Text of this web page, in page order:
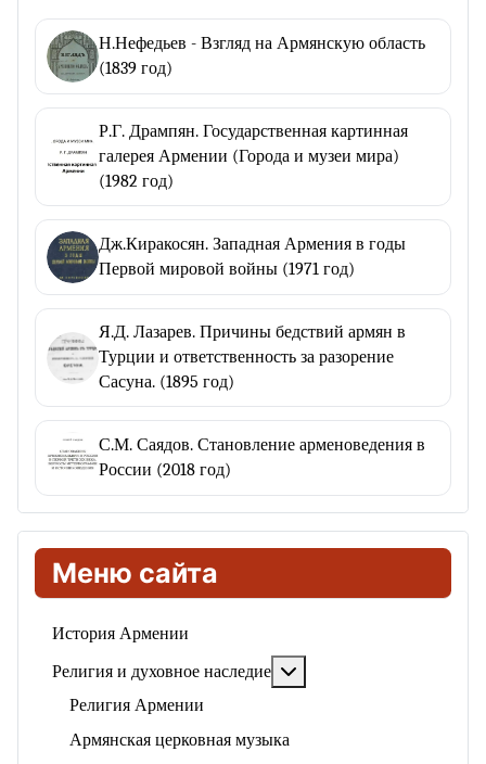
Меню сайта
История Армении
Религия и духовное наследие
Религия Армении
Армянская церковная музыка
Н.Нефедьев - Взгляд на Армянскую область
(1839 год)
Р.Г. Дрампян. Государственная картинная
галерея Армении (Города и музеи мира)
(1982 год)
Дж.Киракосян. Западная Армения в годы
Первой мировой войны (1971 год)
Я.Д. Лазарев. Причины бедствий армян в
Турции и ответственность за разорение
Сасуна. (1895 год)
С.М. Саядов. Становление арменоведения в
России (2018 год)